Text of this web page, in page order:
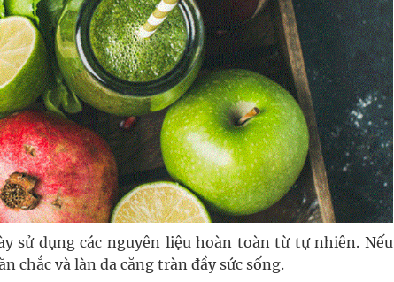
sử dụng các nguyên liệu hoàn toàn từ tự nhiên. Nếu
chắc và làn da căng tràn đầy sức sống.